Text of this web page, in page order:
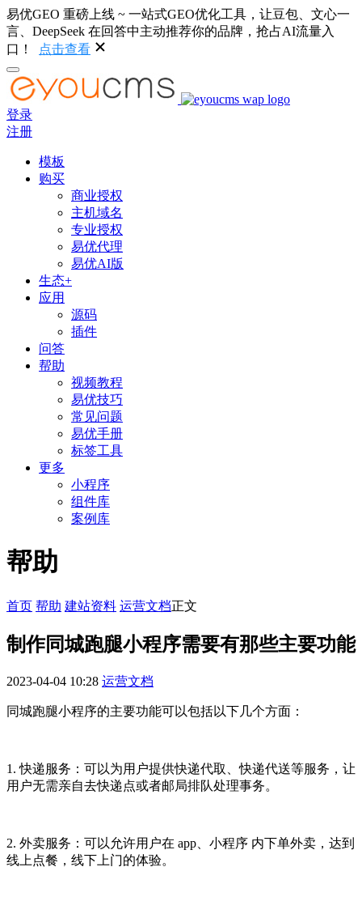
易优GEO 重磅上线 ~ 一站式GEO优化工具，让豆包、文心一
言、DeepSeek 在回答中主动推荐你的品牌，抢占AI流量入
口！
点击查看
登录
注册
模板
购买
商业授权
主机域名
专业授权
易优代理
易优AI版
生态+
应用
源码
插件
问答
帮助
视频教程
易优技巧
常见问题
易优手册
标签工具
更多
小程序
组件库
案例库
帮助
首页 帮助 建站资料 运营文档正文
制作同城跑腿小程序需要有那些主要功能
2023-04-04 10:28 运营文档
同城跑腿小程序的主要功能可以包括以下几个方面：
1. 快递服务：可以为用户提供快递代取、快递代送等服务，让
用户无需亲自去快递点或者邮局排队处理事务。
2. 外卖服务：可以允许用户在 app、小程序 内下单外卖，达到
线上点餐，线下上门的体验。